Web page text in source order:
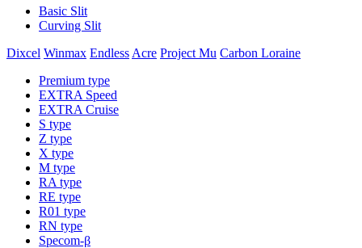
Basic Slit
Curving Slit
Dixcel Winmax Endless Acre Project Mu Carbon Loraine
Premium type
EXTRA Speed
EXTRA Cruise
S type
Z type
X type
M type
RA type
RE type
R01 type
RN type
Specom-β